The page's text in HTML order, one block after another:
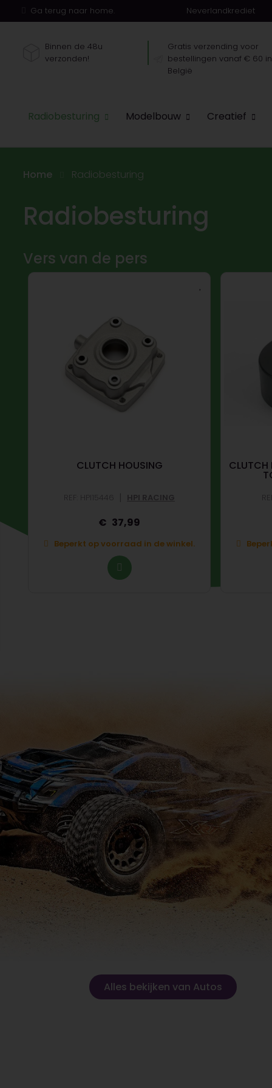
Ga terug naar home. Neverlandkrediet
Binnen de 48u
verzonden!
Gratis verzending voor
bestellingen vanaf € 60 in
België
Radiobesturing Modelbouw Creatief
Home Radiobesturing
Radiobesturing
Vers van de pers
CLUTCH HOUSING
REF: HPI15446 | HPI RACING
37,99
Beperkt op voorraad in de winkel.
CLUTCH
Alles bekijken van Autos